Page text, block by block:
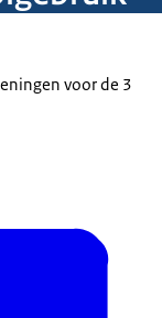
voor de 3